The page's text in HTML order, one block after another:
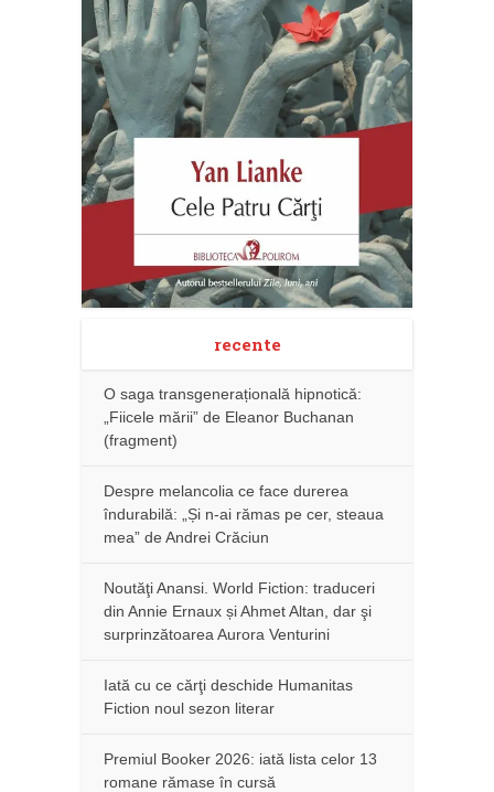
recente
O saga transgenerațională hipnotică:
„Fiicele mării” de Eleanor Buchanan
(fragment)
Despre melancolia ce face durerea
îndurabilă: „Și n-ai rămas pe cer, steaua
mea” de Andrei Crăciun
Noutăţi Anansi. World Fiction: traduceri
din Annie Ernaux și Ahmet Altan, dar şi
surprinzătoarea Aurora Venturini
Iată cu ce cărţi deschide Humanitas
Fiction noul sezon literar
Premiul Booker 2026: iată lista celor 13
romane rămase în cursă